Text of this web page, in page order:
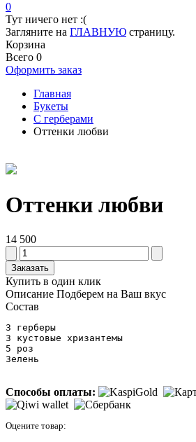
0
Тут ничего нет :(
Загляните на ГЛАВНУЮ страницу.
Корзина
Всего 0
Оформить заказ
Главная
Букеты
С герберами
Оттенки любви
Оттенки любви
14 500
Заказать
Купить в один клик
Описание Подберем на Ваш вкус
Состав
3 герберы
3 кустовые хризантемы
5 роз
Способы оплаты:
Оцените товар: